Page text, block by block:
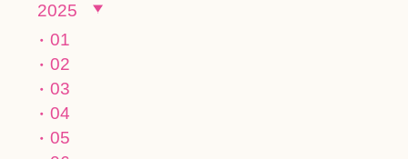
2025
01
02
03
04
05